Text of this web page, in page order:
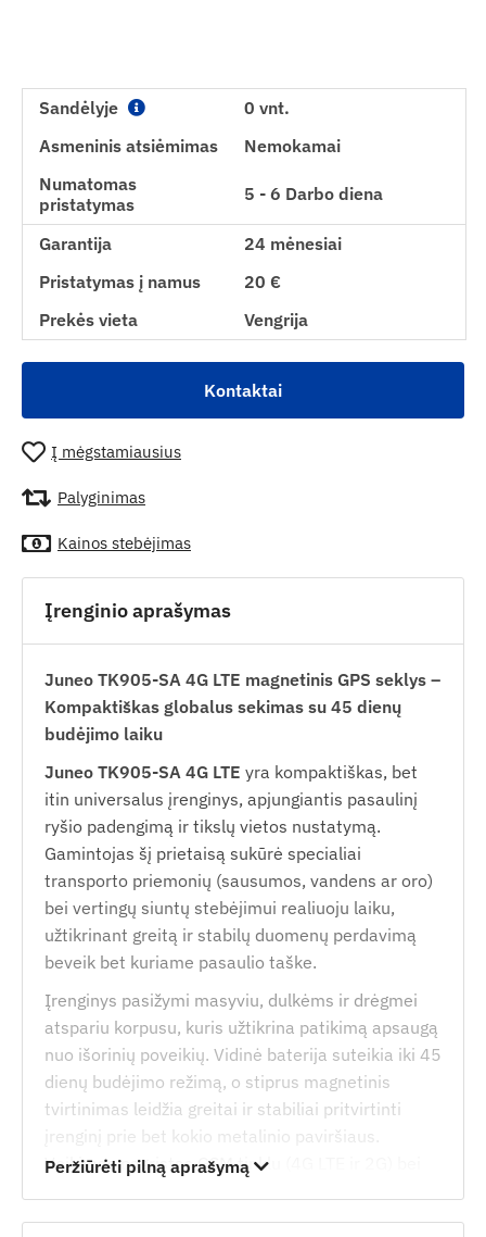
Sandėlyje
0 vnt.
Asmeninis atsiėmimas
Nemokamai
Numatomas
pristatymas
5 - 6 Darbo diena
Garantija
24 mėnesiai
Pristatymas į namus
20 €
Prekės vieta
Vengrija
Kontaktai
Į mėgstamiausius
Palyginimas
Kainos stebėjimas
Įrenginio aprašymas
Juneo TK905-SA 4G LTE magnetinis GPS seklys –
Kompaktiškas globalus sekimas su 45 dienų
budėjimo laiku
Juneo TK905-SA 4G LTE yra kompaktiškas, bet
itin universalus įrenginys, apjungiantis pasaulinį
ryšio padengimą ir tikslų vietos nustatymą.
Gamintojas šį prietaisą sukūrė specialiai
transporto priemonių (sausumos, vandens ar oro)
bei vertingų siuntų stebėjimui realiuoju laiku,
užtikrinant greitą ir stabilų duomenų perdavimą
beveik bet kuriame pasaulio taške.
Įrenginys pasižymi masyviu, dulkėms ir drėgmei
atspariu korpusu, kuris užtikrina patikimą apsaugą
nuo išorinių poveikių. Vidinė baterija suteikia iki 45
dienų budėjimo režimą, o stiprus magnetinis
tvirtinimas leidžia greitai ir stabiliai pritvirtinti
įrenginį prie bet kokio metalinio paviršiaus.
Veikimas pagrįstas GSM tinklu (4G LTE ir 2G) bei
sekimas galimas SMS žinutėmis arba internetine
Peržiūrėti pilną aprašymą